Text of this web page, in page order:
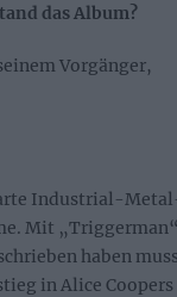
das Album?
Vorgänger,
Industrial-
Mit „Triggerman“
haben
in Alice Coopers